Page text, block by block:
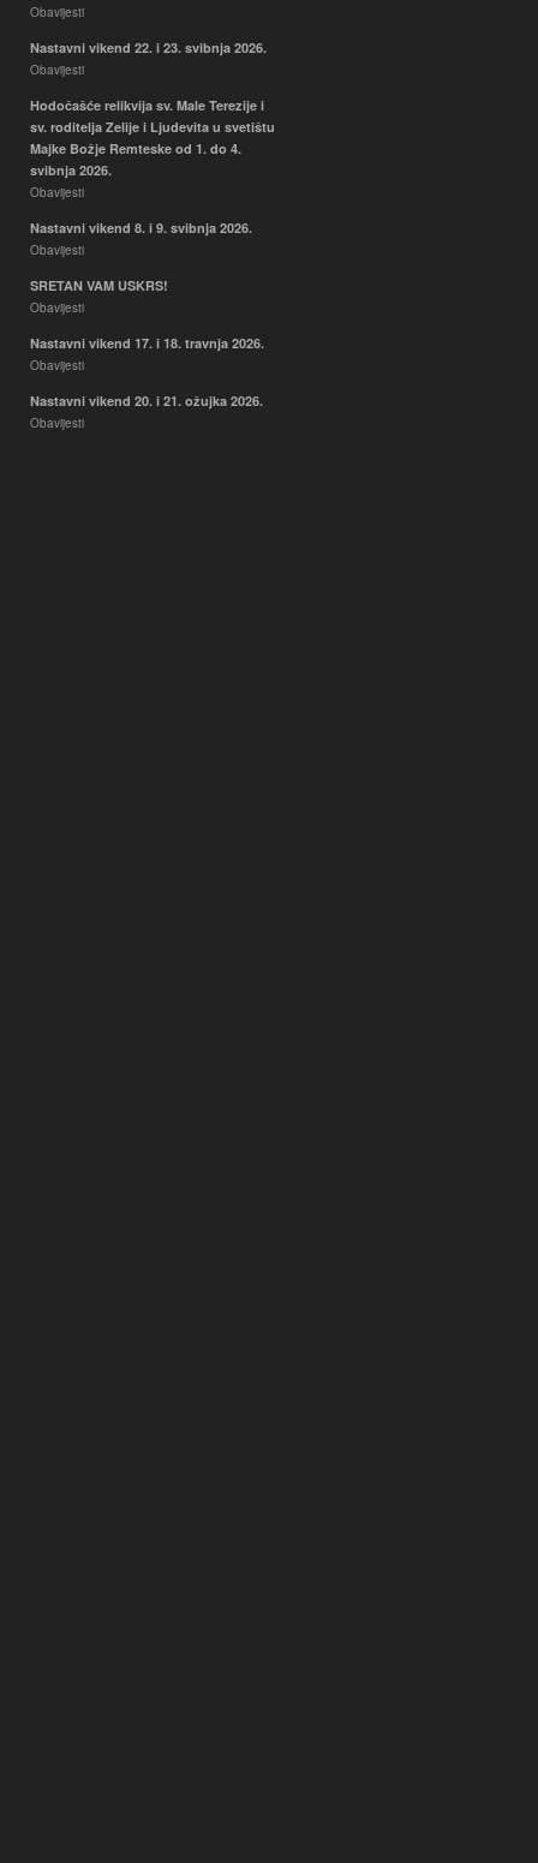
Obavijesti
Nastavni vikend 22. i 23. svibnja 2026.
Obavijesti
Hodočašće relikvija sv. Male Terezije i
sv. roditelja Zelije i Ljudevita u svetištu
Majke Božje Remteske od 1. do 4.
svibnja 2026.
Obavijesti
Nastavni vikend 8. i 9. svibnja 2026.
Obavijesti
SRETAN VAM USKRS!
Obavijesti
Nastavni vikend 17. i 18. travnja 2026.
Obavijesti
Nastavni vikend 20. i 21. ožujka 2026.
Obavijesti